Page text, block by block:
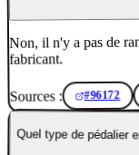
Non, il n'y a pas de
fabricant.
Sources : #96172
Quel type de pédalier